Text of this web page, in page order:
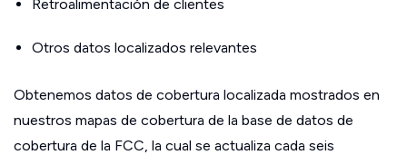
Retroalimentación de clientes
Otros datos localizados relevantes
Obtenemos datos de cobertura localizada mostrados en
nuestros mapas de cobertura de la base de datos de
cobertura de la FCC, la cual se actualiza cada seis